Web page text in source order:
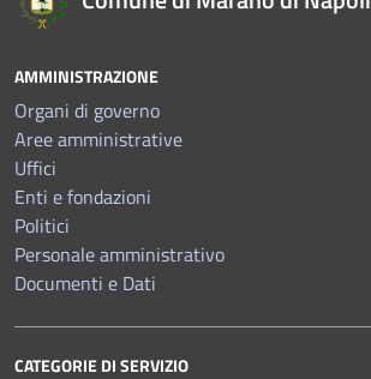
AMMINISTRAZIONE
Organi di governo
Aree amministrative
Uffici
Enti e fondazioni
Politici
Personale amministrativo
Documenti e Dati
CATEGORIE DI SERVIZIO